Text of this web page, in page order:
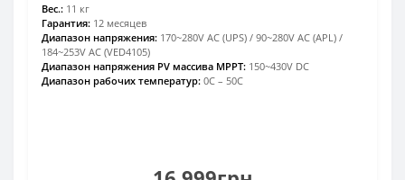
Вес.: 11 кг
Гарантия: 12 месяцев
Диапазон напряжения: 170~280V AC (UPS) / 90~280V AC (APL) /
184~253V AC (VED4105)
Диапазон напряжения PV массива MPPT: 150~430V DC
Диапазон рабочих температур: 0С – 50С